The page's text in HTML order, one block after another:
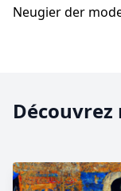
Neugier der